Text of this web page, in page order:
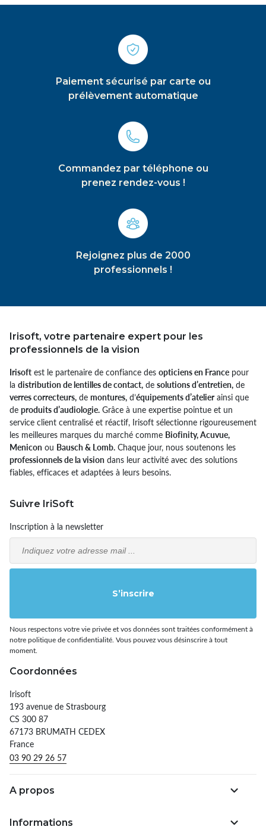
Paiement sécurisé par carte ou
prélèvement automatique
Commandez par téléphone ou
prenez rendez-vous !
Rejoignez plus de 2000
professionnels !
Irisoft, votre partenaire expert pour les
professionnels de la vision
Irisoft est le partenaire de confiance des opticiens en France pour
la distribution de lentilles de contact, de solutions d’entretien, de
verres correcteurs, de montures, d’équipements d’atelierainsi que
de produits d’audiologie. Grâce à une expertise pointue et un
service client centralisé et réactif, Irisoft sélectionne rigoureusement
les meilleures marques du marché comme Biofinity, Acuvue,
Menicon ou Bausch & Lomb. Chaque jour, nous soutenons les
professionnels de la vision dans leur activité avec des solutions
fiables, efficaces et adaptées à leurs besoins.
Suivre IriSoft
Inscription à la newsletter
Email
S’inscrire
Nous respectons votre vie privée et vos données sont traitées conformément à
notre politique de confidentialité. Vous pouvez vous désinscrire à tout
moment.
Coordonnées
Irisoft
193 avenue de Strasbourg
CS 300 87
67173 BRUMATH CEDEX
France
03 90 29 26 57
A propos
Informations